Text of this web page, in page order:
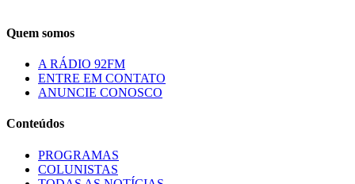
Quem somos
A RÁDIO 92FM
ENTRE EM CONTATO
ANUNCIE CONOSCO
Conteúdos
PROGRAMAS
COLUNISTAS